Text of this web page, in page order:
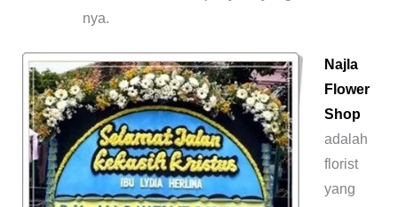
nya.
Najla
Flower
Shop
adalah
florist
yang